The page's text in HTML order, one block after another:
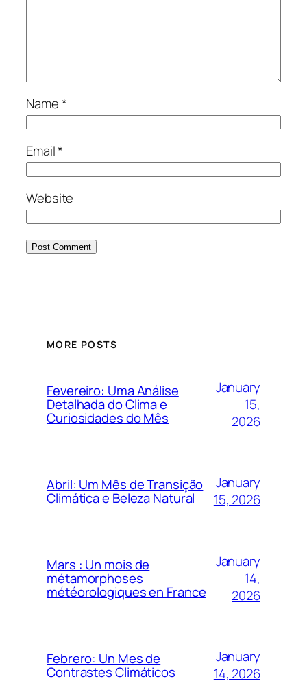
Name*
Email*
Website
MORE POSTS
Fevereiro: Uma Análise
Detalhada do Clima e
Curiosidades do Mês
January
15,
2026
Abril: Um Mês de Transição
Climática e Beleza Natural
January
15, 2026
Mars : Un mois de
métamorphoses
météorologiques en France
January
14,
2026
Febrero: Un Mes de
Contrastes Climáticos
January
14, 2026